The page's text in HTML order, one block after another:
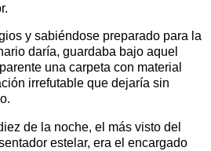
y sabiéndose preparado para la
daría, guardaba bajo aquel
una carpeta con material
irrefutable que dejaría sin
de la noche, el más visto del
estelar, era el encargado